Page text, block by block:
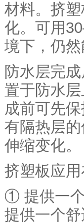
材料。挤
化。可用
境下，仍
防水层完
置于防水
成前可先
有隔热层
伸缩变化。
挤塑板应
① 提供一
提供一个